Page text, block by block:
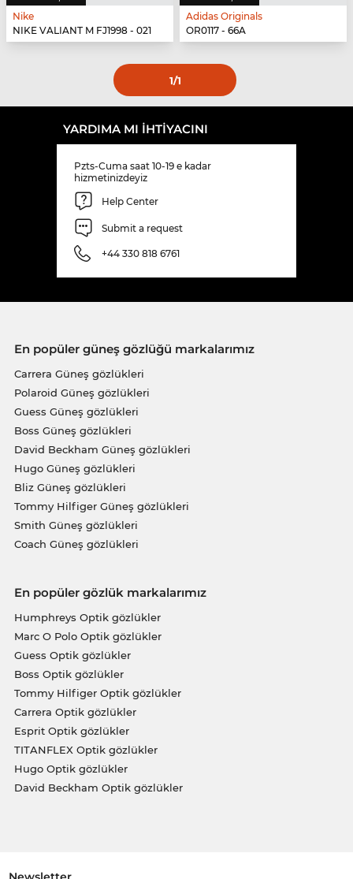
Nike
NIKE VALIANT M FJ1998 - 021
Adidas Originals
OR0117 - 66A
1/1
YARDIMA MI IHTIYACINI
Pzts-Cuma saat 10-19 e kadar
hizmetinizdeyiz
Help Center
Submit a request
+44 330 818 6761
En popüler güneş gözlüğü markalarımız
Carrera Güneş gözlükleri
Polaroid Güneş gözlükleri
Guess Güneş gözlükleri
Boss Güneş gözlükleri
David Beckham Güneş gözlükleri
Hugo Güneş gözlükleri
Bliz Güneş gözlükleri
Tommy Hilfiger Güneş gözlükleri
Smith Güneş gözlükleri
Coach Güneş gözlükleri
En popüler gözlük markalarımız
Humphreys Optik gözlükler
Marc O Polo Optik gözlükler
Guess Optik gözlükler
Boss Optik gözlükler
Tommy Hilfiger Optik gözlükler
Carrera Optik gözlükler
Esprit Optik gözlükler
TITANFLEX Optik gözlükler
Hugo Optik gözlükler
David Beckham Optik gözlükler